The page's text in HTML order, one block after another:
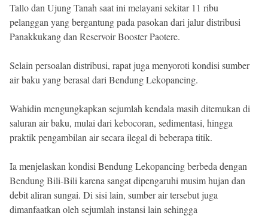
Tallo dan Ujung Tanah saat ini melayani sekitar 11 ribu
pelanggan yang bergantung pada pasokan dari jalur distribusi
Panakkukang dan Reservoir Booster Paotere.
Selain persoalan distribusi, rapat juga menyoroti kondisi sumber
air baku yang berasal dari Bendung Lekopancing.
Wahidin mengungkapkan sejumlah kendala masih ditemukan di
saluran air baku, mulai dari kebocoran, sedimentasi, hingga
praktik pengambilan air secara ilegal di beberapa titik.
Ia menjelaskan kondisi Bendung Lekopancing berbeda dengan
Bendung Bili-Bili karena sangat dipengaruhi musim hujan dan
debit aliran sungai. Di sisi lain, sumber air tersebut juga
dimanfaatkan oleh sejumlah instansi lain sehingga